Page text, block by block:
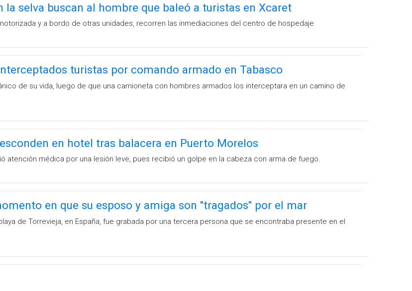
la selva buscan al hombre que baleó a turistas en Xcaret
y a bordo de otras unidades, recorren las inmediaciones del centro de hospedaje
turistas por comando armado en Tabasco
de su vida, luego de que una camioneta con hombres armados los interceptara en un camino de
en hotel tras balacera en Puerto Morelos
atención médica por una lesión leve, pues recibió un golpe en la cabeza con arma de fuego.
en que su esposo y amiga son "tragados" por el mar
de Torrevieja, en España, fue grabada por una tercera persona que se encontraba presente en el